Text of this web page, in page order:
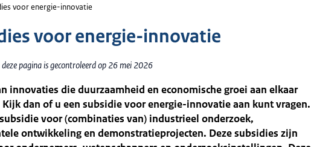
voor energie-innovatie
voor energie-innovatie
pagina is gecontroleerd op 26 mei 2026
innovaties die duurzaamheid en economische groei aan elkaar
dan of u een subsidie voor energie-innovatie aan kunt vragen.
voor (combinaties van) industrieel onderzoek,
ontwikkeling en demonstratieprojecten. Deze subsidies zijn